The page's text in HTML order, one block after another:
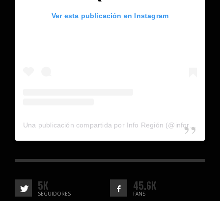
Ver esta publicación en Instagram
5K
SEGUIDORES
45.6K
FANS